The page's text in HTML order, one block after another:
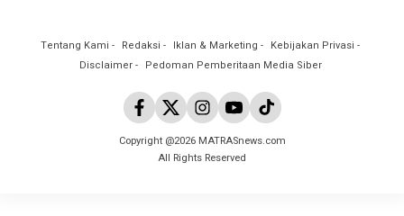
Tentang Kami Redaksi Iklan & Marketing
Kebijakan Privasi
Disclaimer
Pedoman Pemberitaan Media Siber
Copyright @2026 MATRASnews.com
All Rights Reserved